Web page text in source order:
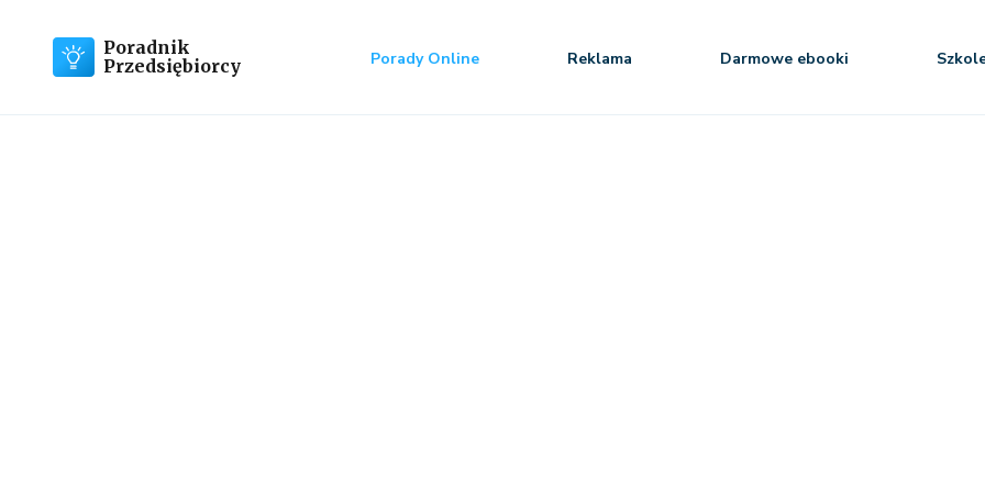
Poradnik
Przedsiębiorcy
Porady Online Reklama Darmowe ebooki